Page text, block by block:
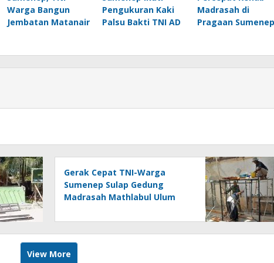
Warga Bangun
Jembatan Matanair
Pengukuran Kaki
Palsu Bakti TNI AD
Madrasah di
Pragaan Sumenep
Gerak Cepat TNI-Warga
Sumenep Sulap Gedung
Madrasah Mathlabul Ulum
View More